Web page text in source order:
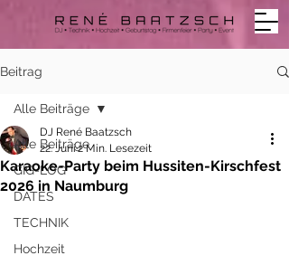
Beitrag
Alle Beiträge
GIG-LOG
DATES
TECHNIK
Hochzeit
Alle Beiträge
Karaoke-Party beim Hussiten-Kirschfest
2026 in Naumburg
DJ René Baatzsch
22. Juni2 Min. Lesezeit